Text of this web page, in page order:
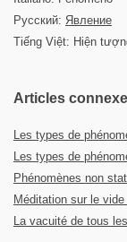
Русский: Явление
Tiếng Việt: Hiện
Articles
Les types de
Les types de
Phénomènes non
Méditation sur le
La vacuité de tous